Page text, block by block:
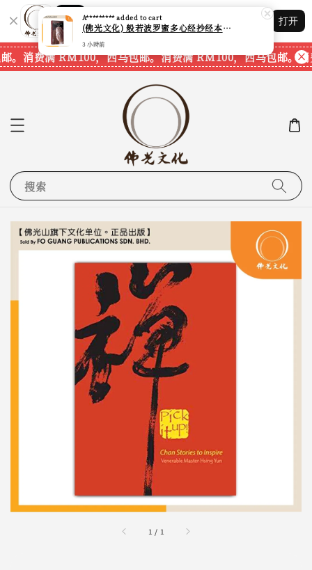
Shopping: 追踪您的订单
您信赖的商店
打开
。 消费满 RM100，西马包邮。消费满 RM100，西马包邮。消
搜索
1 / 1
A*********added to cart
(佛光文化) 般若波罗蜜多心经抄经本 Prajna Paramita Heart Sutra (30pcs/pack) 现货速发
3 小時前